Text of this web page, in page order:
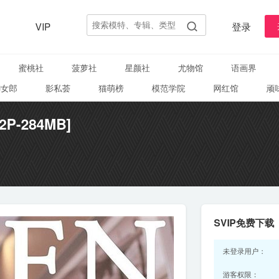
VIP 登录
蜜桃社 菠萝社 星颜社 尤物馆 语画界
郎 影私荟 猫萌榜 模范学院 网红馆 顽
284MB]
SVIP免费下载
未登录用户：
游客权限：